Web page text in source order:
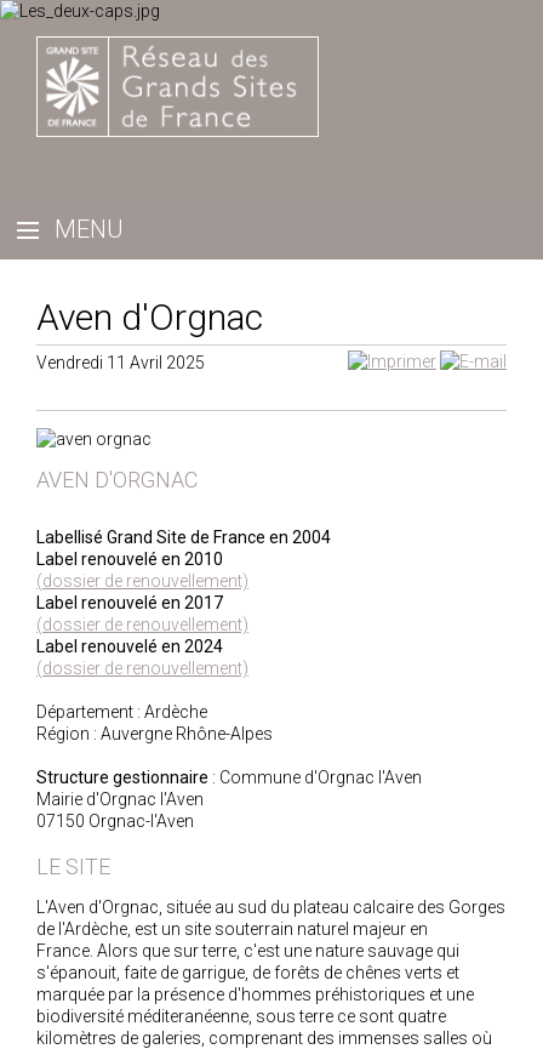
Aven d'Orgnac
Vendredi 11 Avril 2025
AVEN D'ORGNAC
Labellisé Grand Site de France en 2004
Label renouvelé en 2010
(dossier de renouvellement)
Label renouvelé en 2017
(dossier de renouvellement)
Label renouvelé en 2024
(dossier de renouvellement)
Département : Ardèche
Région : Auvergne Rhône-Alpes
Structure gestionnaire : Commune d'Orgnac l'Aven
Mairie d'Orgnac l'Aven
07150 Orgnac-l'Aven
LE SITE
L'Aven d'Orgnac, située au sud du plateau calcaire des Gorges
de l'Ardèche, est un site souterrain naturel majeur en
France. Alors que sur terre, c'est une nature sauvage qui
s'épanouit, faite de garrigue, de forêts de chênes verts et
marquée par la présence d'hommes préhistoriques et une
biodiversité méditeranéenne, sous terre ce sont quatre
kilomètres de galeries, comprenant des immenses salles où